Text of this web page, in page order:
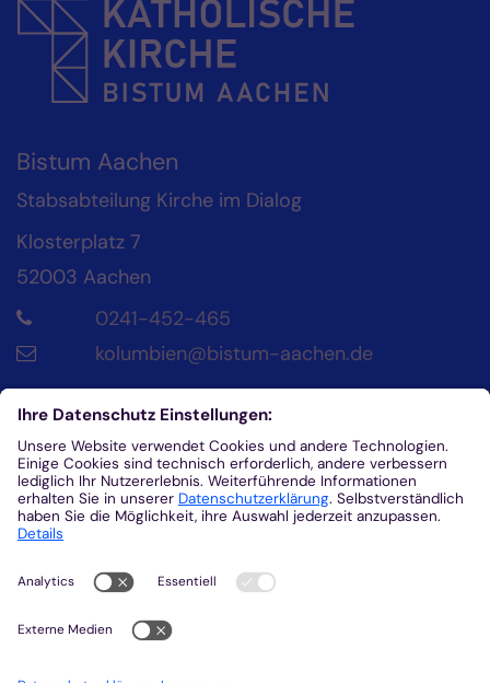
Bistum Aachen
Stabsabteilung Kirche im Dialog
Klosterplatz 7
52003 Aachen
0241-452-465
kolumbien@bistum-aachen.de
Kontakt
Diözesanrat der Katholik*innen im Bistum
Aachen
Klosterplatz 4
helena.fuhrmann@dr-aachen.de